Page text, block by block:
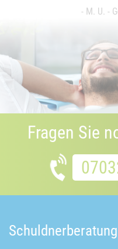
- M. U. -
Fragen Sie
Schuldnerberatung